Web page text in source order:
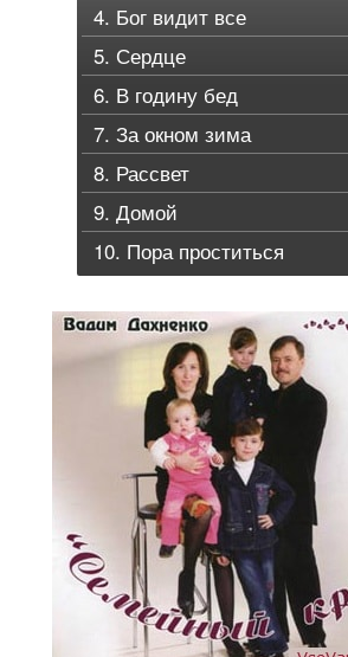
4. Бог видит все
5. Сердце
6. В годину бед
7. За окном зима
8. Рассвет
9. Домой
10. Пора проститься